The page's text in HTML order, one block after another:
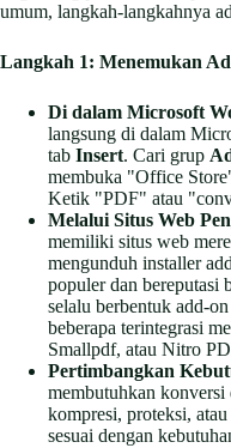
umum, langkah-langkahnya
Langkah 1: Menemukan
Di dalam Microsoft
langsung di dalam
tab Insert. Cari grup
membuka "Office
Ketik "PDF" atau
Melalui Situs Web
memiliki situs web
mengunduh installer
populer dan bereputasi
selalu berbentuk add-
beberapa terintegrasi
Smallpdf, atau Nitro
Pertimbangkan
membutuhkan konversi
kompresi, proteksi,
sesuai dengan